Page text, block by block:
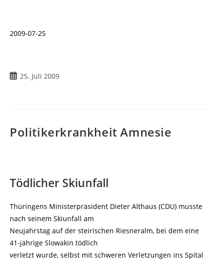
2009-07-25
Beitrag
25. Juli 2009
Politikerkrankheit Amnesie
Tödlicher Skiunfall
Thüringens Ministerpräsident Dieter Althaus (CDU) musste
nach seinem Skiunfall am
Neujahrstag auf der steirischen Riesneralm, bei dem eine
41-jährige Slowakin tödlich
verletzt wurde, selbst mit schweren Verletzungen ins Spital